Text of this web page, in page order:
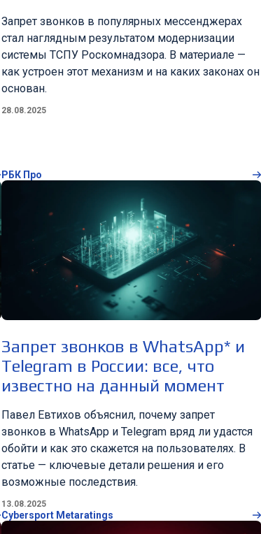
Запрет звонков в популярных мессенджерах
стал наглядным результатом модернизации
системы ТСПУ Роскомнадзора. В материале —
как устроен этот механизм и на каких законах он
основан.
28.08.2025
РБК Про
Запрет звонков в WhatsApp* и
Telegram в России: все, что
известно на данный момент
Павел Евтихов объяснил, почему запрет
звонков в WhatsApp и Telegram вряд ли удастся
обойти и как это скажется на пользователях. В
статье — ключевые детали решения и его
возможные последствия.
13.08.2025
Cybersport Metaratings